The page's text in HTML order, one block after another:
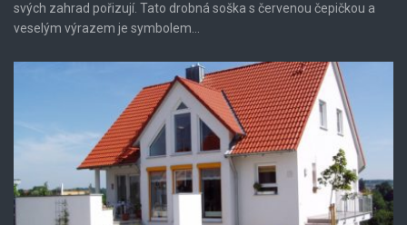
svých zahrad pořizují. Tato drobná soška s červenou čepičkou a
veselým výrazem je symbolem...